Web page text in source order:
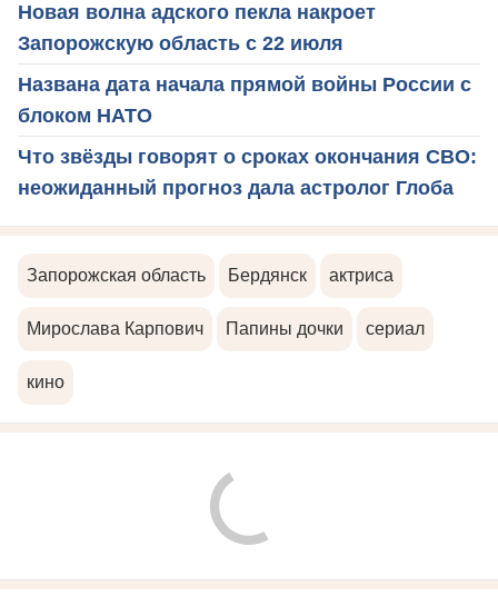
Новая волна адского пекла накроет
Запорожскую область с 22 июля
Названа дата начала прямой войны России с
блоком НАТО
Что звёзды говорят о сроках окончания СВО:
неожиданный прогноз дала астролог Глоба
Запорожская область Бердянск актриса
Мирослава Карпович Папины дочки сериал
кино